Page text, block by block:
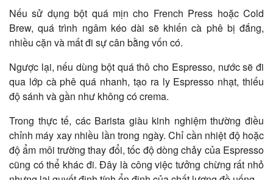
Nếu sử dụng bột quá mịn cho French Press hoặc Cold
Brew, quá trình ngâm kéo dài sẽ khiến cà phê bị đắng,
nhiều cặn và mất đi sự cân bằng vốn có.
Ngược lại, nếu dùng bột quá thô cho Espresso, nước sẽ đi
qua lớp cà phê quá nhanh, tạo ra ly Espresso nhạt, thiếu
độ sánh và gần như không có crema.
Trong thực tế, các Barista giàu kinh nghiệm thường điều
chỉnh máy xay nhiều lần trong ngày. Chỉ cần nhiệt độ hoặc
độ ẩm môi trường thay đổi, tốc độ dòng chảy của Espresso
cũng có thể khác đi. Đây là công việc tưởng chừng rất nhỏ